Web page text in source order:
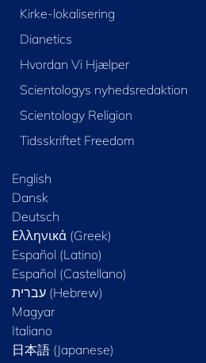
Kirke-lokalisering
Dianetics
Hvordan Vi Hjælper
Scientologys nyhedsredaktion
Scientology Religion
Tidsskriftet Freedom
English
Dansk
Deutsch
Ελληνικά (Greek)
Español (Latino)
Español (Castellano)
Magyar
Italiano
日本語 (Japanese)